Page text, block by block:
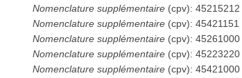
Nomenclature supplémentaire (cpv):45215212
Nomenclature supplémentaire (cpv):45421151
Nomenclature supplémentaire (cpv):45261000
Nomenclature supplémentaire (cpv):45223220
Nomenclature supplémentaire (cpv):45421000